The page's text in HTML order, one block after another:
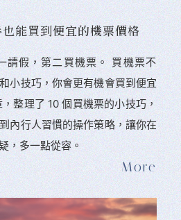
能買到便宜的機票價格
請假，第二買機票。 󠀠買機票不
小技巧，你會更有機會買到便宜
整理了 10 個買機票的小技巧，
內行人習慣的操作策略，讓你在
，多一點從容。